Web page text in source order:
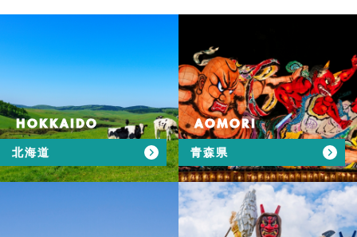
HOKKAIDO
北海道
AOMORI
青森県